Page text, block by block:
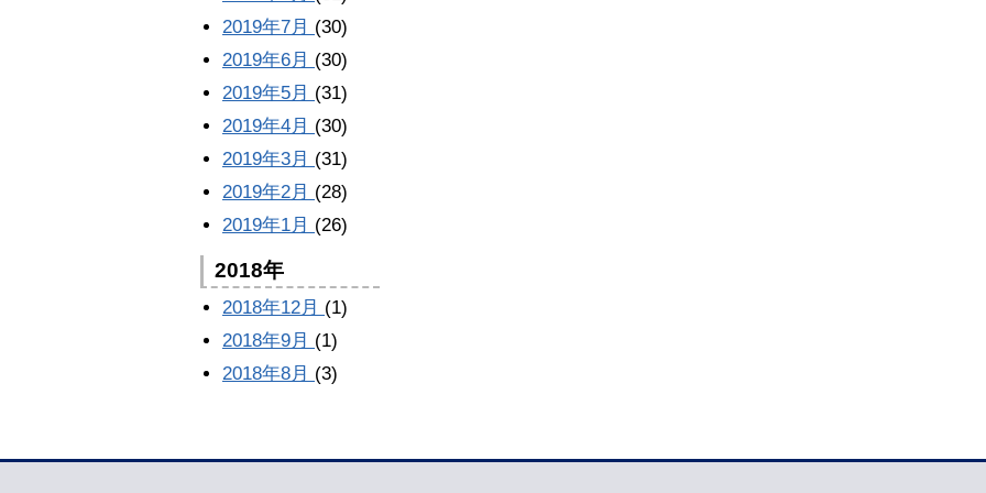
2019年7月 (30)
2019年6月 (30)
2019年5月 (31)
2019年4月 (30)
2019年3月 (31)
2019年2月 (28)
2019年1月 (26)
2018年
2018年12月 (1)
2018年9月 (1)
2018年8月 (3)